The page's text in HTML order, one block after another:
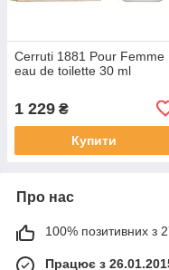
Cerruti 1881 Pour Femme
eau de toilette 30 ml
1 229 ₴
Купити
Про нас
100% позитивних з
Працює з